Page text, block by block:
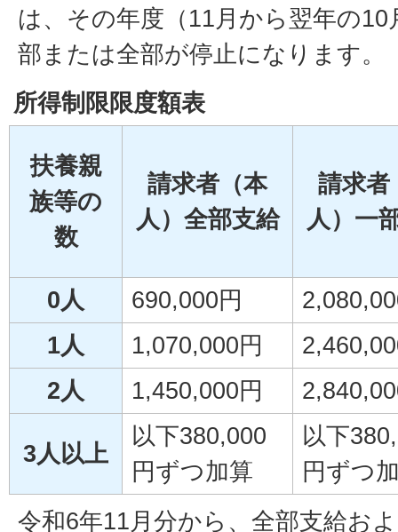
は、その年度（11月から翌年の
部または全部が停止になります。
所得制限限度額表
扶養親
族等の
数
請求者（本
人）全部支給
請求者
人）一
0人 690,000円
1人
1,070,000円
2人
1,450,000円
3人以上
以下380,000
円ずつ加算
以下
円ずつ
令和6年11月分から、全部支給お